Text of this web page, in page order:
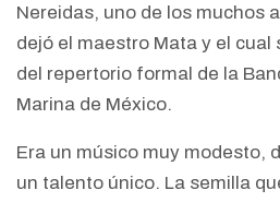
Nereidas, uno de los muchos
dejó el maestro Mata y el
del repertorio formal de la
Marina de México.
Era un músico muy modesto,
un talento único. La semilla